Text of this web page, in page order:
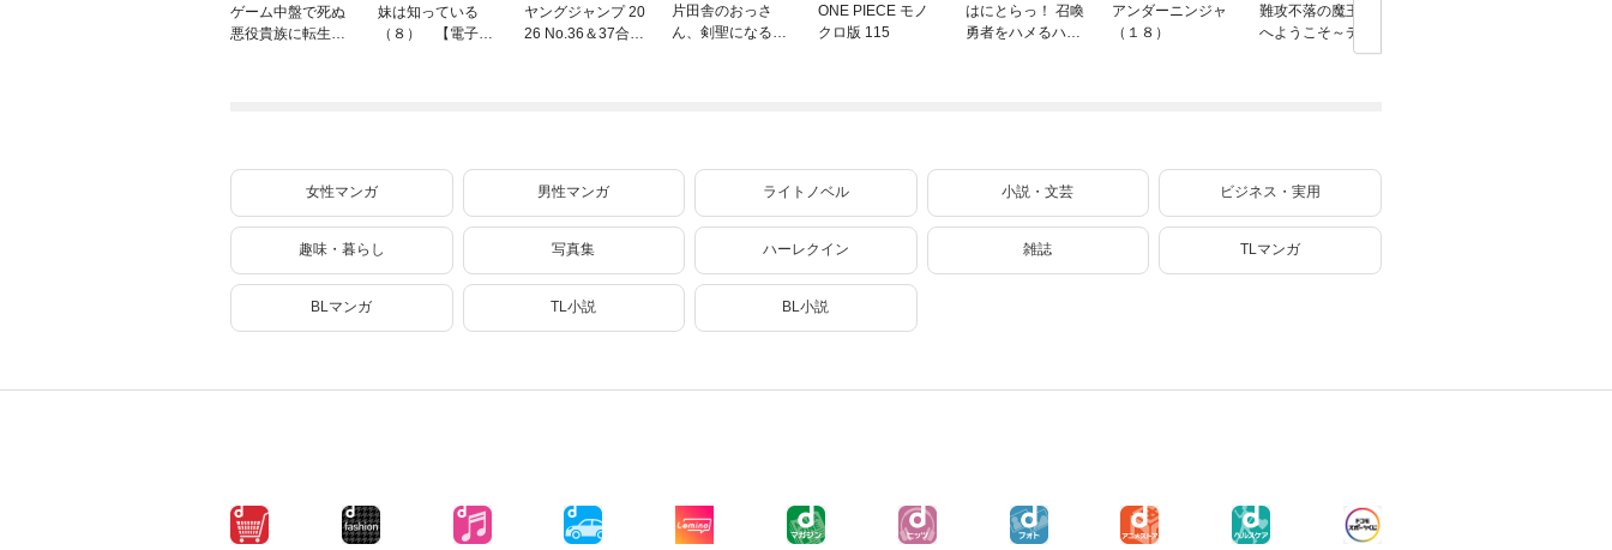
ゲーム中盤で死ぬ
悪役貴族に転生し
妹は知っている
（８） 【電子限
ヤングジャンプ 20
26 No.36＆37合併
片田舎のおっさ
ん、剣聖になる外
ONE PIECE モノ
クロ版 115
はにとらっ！ 召喚
勇者をハメるハニ
アンダーニンジャ
（１８）
難攻不落の魔王城
へようこそ～デバ
フは不要と勇者パ
女性マンガ 男性マンガ ライトノベル 小説・文芸 ビジネス・実用
趣味・暮らし 写真集 ハーレクイン 雑誌 TLマンガ
BLマンガ TL小説 BL小説